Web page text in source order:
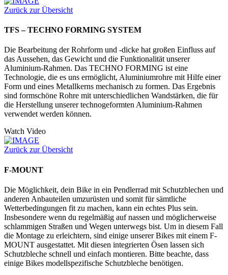
Zurück zur Übersicht
TFS – TECHNO FORMING SYSTEM
Die Bearbeitung der Rohrform und -dicke hat großen Einfluss auf
das Aussehen, das Gewicht und die Funktionalität unserer
Aluminium-Rahmen. Das TECHNO FORMING ist eine
Technologie, die es uns ermöglicht, Aluminiumrohre mit Hilfe einer
Form und eines Metallkerns mechanisch zu formen. Das Ergebnis
sind formschöne Rohre mit unterschiedlichen Wandstärken, die für
die Herstellung unserer technogeformten Aluminium-Rahmen
verwendet werden können.
Watch Video
Zurück zur Übersicht
F-MOUNT
Die Möglichkeit, dein Bike in ein Pendlerrad mit Schutzblechen und
anderen Anbauteilen umzurüsten und somit für sämtliche
Wetterbedingungen fit zu machen, kann ein echtes Plus sein.
Insbesondere wenn du regelmäßig auf nassen und möglicherweise
schlammigen Straßen und Wegen unterwegs bist. Um in diesem Fall
die Montage zu erleichtern, sind einige unserer Bikes mit einem F-
MOUNT ausgestattet. Mit diesen integrierten Ösen lassen sich
Schutzbleche schnell und einfach montieren. Bitte beachte, dass
einige Bikes modellspezifische Schutzbleche benötigen.